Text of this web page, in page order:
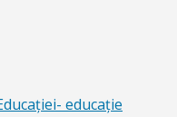
educație